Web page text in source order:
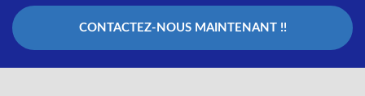
CONTACTEZ-NOUS MAINTENANT !!